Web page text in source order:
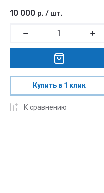
10 000 р. / шт.
Купить в 1 клик
К сравнению